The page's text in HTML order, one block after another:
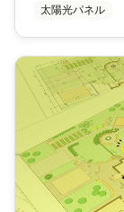
太陽光パネル